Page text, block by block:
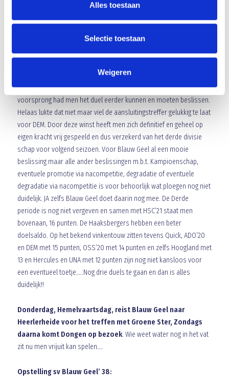
Alles toestaan
Selectie toestaan
Weigeren
snel naar de middenstip in de hoop op nog een punt. Het zou de
ultieme stunt zijn. Gelukkig laat Blauw Geel het net zover komen.
Blauw Geel doet goede zaken tegen een direct concurrent. Ondanks
dat de overwinning eigenlijk nooit in gevaar kwam na de 2-0
voorsprong had men het duel eerder kunnen en moeten beslissen.
Helaas lukte dat niet maar viel de aansluitingstreffer gelukkig te laat
voor DEM. Door deze winst heeft men zich definitief en geheel op
eigen kracht vrij gespeeld en dus verzekerd van het derde divisie
schap voor volgend seizoen. Voor Blauw Geel al een mooie
beslissing maar alle ander beslissingen m.b.t. Kampioenschap,
eventuele promotie via nacompetitie, degradatie of eventuele
degradatie via nacompetitie is voor behoorlijk wat ploegen nog niet
duidelijk. JA zelfs Blauw Geel doet daarin nog mee. De Derde
periode is nog niet vergeven en samen met HSC’21 staat men
bovenaan, 16 punten. De Haaksbergers hebben een beter
doelsaldo. Op het bekend vinkentouw zitten tevens Quick, ADO’20
en DEM met 15 punten, OSS’20 met 14 punten en zelfs Hoogland met
13 en Hercules en UNA met 12 punten zijn nog niet kansloos voor
een eventueel toetje…..Nog drie duels te gaan en dan is alles
duidelijk!!
Donderdag, Hemelvaartsdag, reist Blauw Geel naar
Heerlerheide voor het treffen met Groene Ster, Zondags
daarna komt Dongen op bezoek. Wie weet water nog in het vat
zit nu men vrijuit kan spelen….
Opstelling sv Blauw Geel’ 38: